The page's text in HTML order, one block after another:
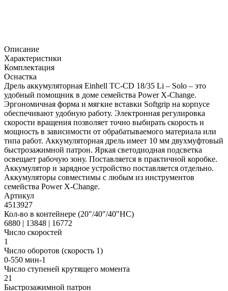
Описание
Характеристики
Комплектация
Оснастка
Дрель аккумуляторная Einhell TC-CD 18/35 Li – Solo – это
удобный помощник в доме семейства Power X-Change.
Эргономичная форма и мягкие вставки Softgrip на корпусе
обеспечивают удобную работу. Электронная регулировка
скорости вращения позволяет точно выбирать скорость и
мощность в зависимости от обрабатываемого материала или
типа работ. Аккумуляторная дрель имеет 10 мм двухмуфтовый
быстрозажимной патрон. Яркая светодиодная подсветка
освещает рабочую зону. Поставляется в практичной коробке.
Аккумулятор и зарядное устройство поставляется отдельно.
Аккумуляторы совместимы с любым из инструментов
семейства Power X-Change.
Артикул
4513927
Кол-во в контейнере (20"/40"/40"HC)
6880 | 13848 | 16772
Число скоростей
1
Число оборотов (скорость 1)
0-550 мин-1
Число ступеней крутящего момента
21
Быстрозажимной патрон